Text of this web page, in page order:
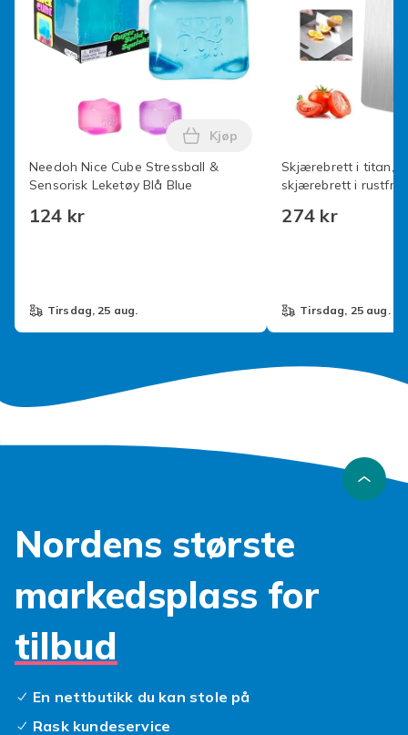
Needoh Nice Cube Stressball &
Sensorisk Leketøy Blå Blue
124 kr
Legg Needoh Nice Cube
Kjøp
tirsdag, 25 aug.
Skjærebrett i titan,
skjærebrett i
274 kr
tirsdag, 25 aug.
Nordens største
markedsplass for
tilbud
En nettbutikk du kan stole på
Rask kundeservice